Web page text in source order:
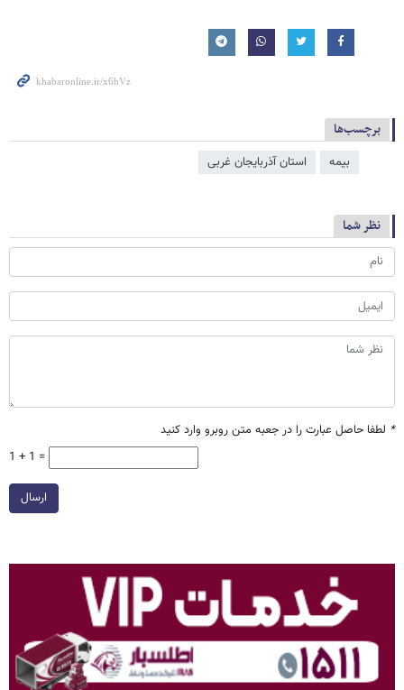
برچسب‌ها
بیمه استان آذربایجان غربی
نظر شما
* لطفا حاصل عبارت را در جعبه متن روبرو وارد کنید
1 + 1 =
ارسال